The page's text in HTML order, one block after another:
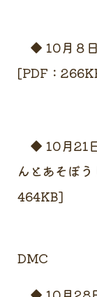
主催
◆ 10月８
[PDF：
主催
◆ 10月21
んとあそぼ
464KB]
主催
DMC